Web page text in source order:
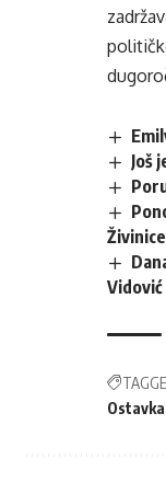
Još
Vidović
Ostavka